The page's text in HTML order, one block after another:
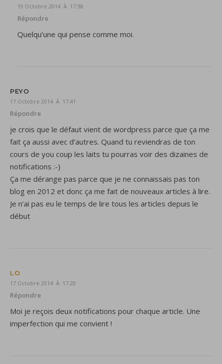
19 Octobre 2014 À 17:38
Répondre
Quelqu’une qui pense comme moi.
PEYO
17 Octobre 2014 À 17:41
Répondre
je crois que le défaut vient de wordpress parce que ça me
fait ça aussi avec d’autres. Quand tu reviendras de ton
cours de you coup les laits tu pourras voir des dizaines de
notifications :-)
Ça me dérange pas parce que je ne connaissais pas ton
blog en 2012 et donc ça me fait de nouveaux articles à lire.
Je n’ai pas eu le temps de lire tous les articles depuis le
début
LO
17 Octobre 2014 À 17:20
Répondre
Moi je reçois deux notifications pour chaque article. Une
imperfection qui me convient !